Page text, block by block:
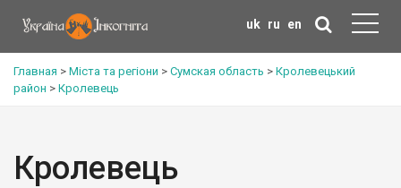
uk ru en
Главная > Міста та регіони > Сумская область > Кролевецький
район > Кролевець
Кролевець